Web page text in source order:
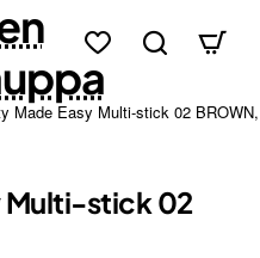
Made Easy Multi-stick 02
Multi-stick 02